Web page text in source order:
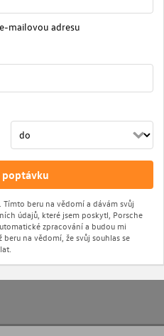
mailovou adresu
beru na vědomí a dávám svůj
údajů, které jsem poskytl, Porsche
zpracování a budou mi
na vědomí, že svůj souhlas se